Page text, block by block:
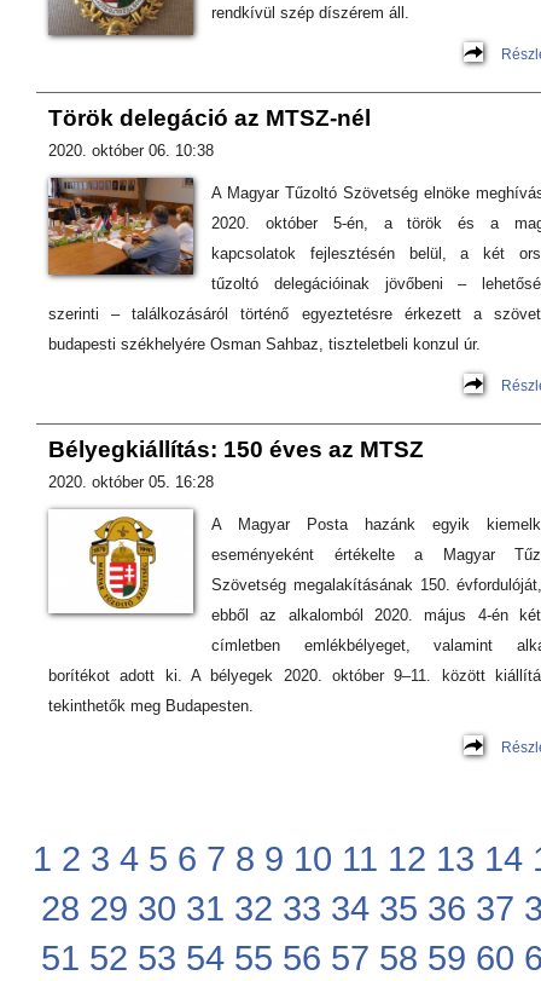
rendkívül szép díszérem áll.
Török delegáció az MTSZ-nél
2020. október 06. 10:38
A Magyar Tűzoltó Szövetség elnöke
2020. október 5-én, a török és a
kapcsolatok fejlesztésén belül, a két
tűzoltó delegációinak jövőbeni –
szerinti – találkozásáról történő egyeztetésre érkezett a
budapesti székhelyére Osman Sahbaz, tiszteletbeli konzul úr.
Bélyegkiállítás: 150 éves az MTSZ
2020. október 05. 16:28
A Magyar Posta hazánk egyik
eseményeként értékelte a Magyar
Szövetség megalakításának 150.
ebből az alkalomból 2020. május 4-én
címletben emlékbélyeget, valamint
borítékot adott ki. A bélyegek 2020. október 9–11. között
tekinthetők meg Budapesten.
1 2 3 4 5 6 7 8 9 10 11 12 13 14
28 29 30 31 32 33 34 35 36 37
51 52 53 54 55 56 57 58 59 60